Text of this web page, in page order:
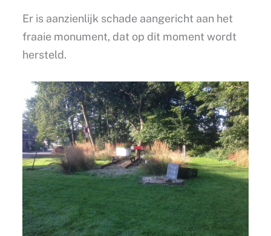
Er is aanzienlijk schade aangericht aan het
fraaie monument, dat op dit moment wordt
hersteld.